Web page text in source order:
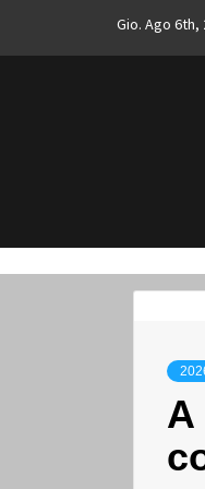
Gio. Ago 6th,
A